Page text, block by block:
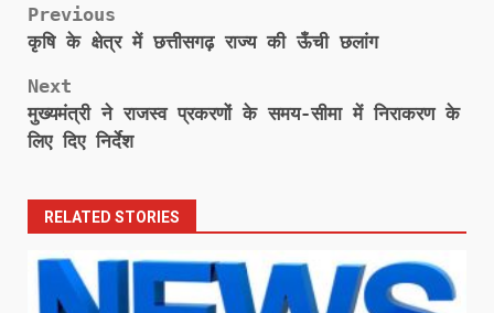
Post
navigation
Previous
कृषि के क्षेत्र में छत्तीसगढ़ राज्य की ऊँची छलांग
Next
​​​​​​​मुख्यमंत्री ने राजस्व प्रकरणों के समय-सीमा में निराकरण के
लिए दिए निर्देश
RELATED STORIES